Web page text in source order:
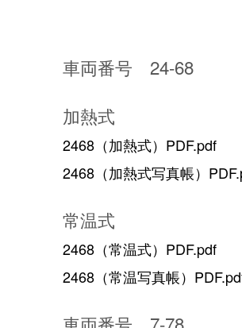
車両番号 24-68
加熱式
2468（加熱式）PDF.pdf
2468（加熱式写真帳）
常温式
2468（常温式）PDF.pdf
2468（常温写真帳）